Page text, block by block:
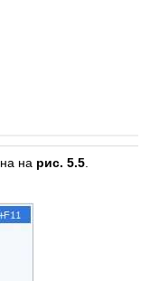
на рис. 5.5